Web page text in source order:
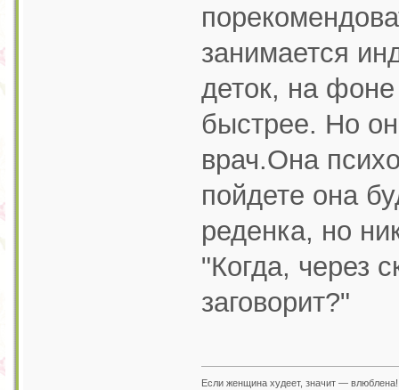
занимается
деток, на
быстрее. Но
врач.Она
пойдете она
реденка, но
"Когда, через
заговорит?"
Если женщина худеет, значит —